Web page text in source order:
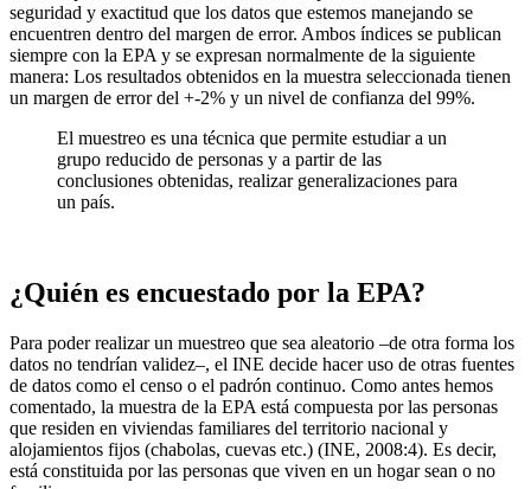
seguridad y exactitud que los datos que estemos manejando se
encuentren dentro del margen de error. Ambos índices se publican
siempre con la EPA y se expresan normalmente de la siguiente
manera: Los resultados obtenidos en la muestra seleccionada tienen
un margen de error del +-2% y un nivel de confianza del 99%.
El muestreo es una técnica que permite estudiar a un
grupo reducido de personas y a partir de las
conclusiones obtenidas, realizar generalizaciones para
un país.
¿Quién es encuestado por la EPA?
Para poder realizar un muestreo que sea aleatorio –de otra forma los
datos no tendrían validez–, el INE decide hacer uso de otras fuentes
de datos como el censo o el padrón continuo. Como antes hemos
comentado, la muestra de la EPA está compuesta por las personas
que residen en viviendas familiares del territorio nacional y
alojamientos fijos (chabolas, cuevas etc.) (INE, 2008:4). Es decir,
está constituida por las personas que viven en un hogar sean o no